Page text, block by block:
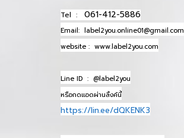
Tel : 061-412-5886
Email: label2you.online01@gmail.com
website : www.label2you.com
Line ID : @label2you
หรือกดแอดผ่านลิ้งค์นี้
https://lin.ee/dQKENK3